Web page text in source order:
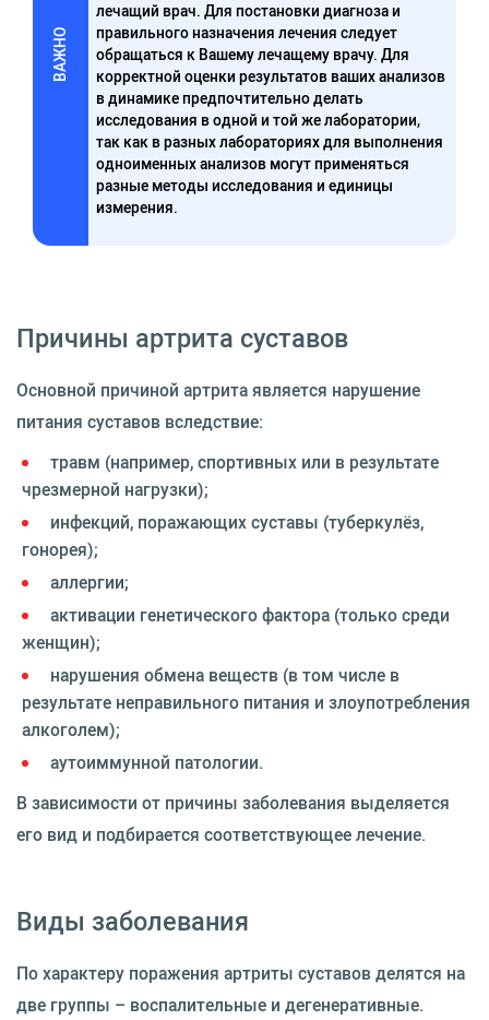
ВАЖНО
лечащий врач. Для постановки диагноза и
правильного назначения лечения следует
обращаться к Вашему лечащему врачу. Для
корректной оценки результатов ваших анализов
в динамике предпочтительно делать
исследования в одной и той же лаборатории,
так как в разных лабораториях для выполнения
одноименных анализов могут применяться
разные методы исследования и единицы
измерения.
Причины артрита суставов
Основной причиной артрита является нарушение
питания суставов вследствие:
травм (например, спортивных или в результате
чрезмерной нагрузки);
инфекций, поражающих суставы (туберкулёз,
гонорея);
аллергии;
активации генетического фактора (только среди
женщин);
нарушения обмена веществ (в том числе в
результате неправильного питания и злоупотребления
алкоголем);
аутоиммунной патологии.
В зависимости от причины заболевания выделяется
его вид и подбирается соответствующее лечение.
Виды заболевания
По характеру поражения артриты суставов делятся на
две группы – воспалительные и дегенеративные.